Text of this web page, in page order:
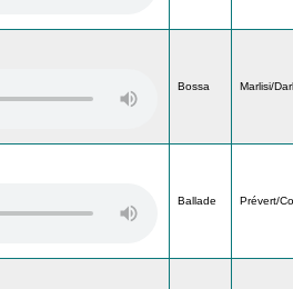
Bossa Marlisi/
Ballade Prévert/